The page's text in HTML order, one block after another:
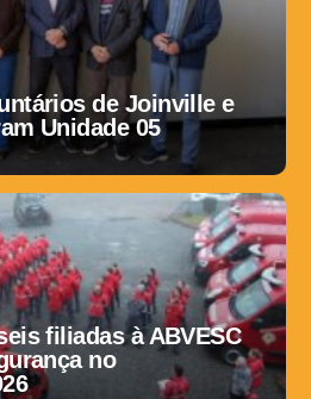
de Joinville e
Unidade 05
filiadas à ABVESC
no